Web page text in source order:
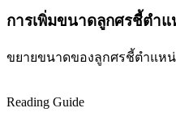
การเพิ่มขนาดลูกศรชี้ตำแ
ขยายขนาดของลูกศรชี้ตำแหน่
Reading Guide